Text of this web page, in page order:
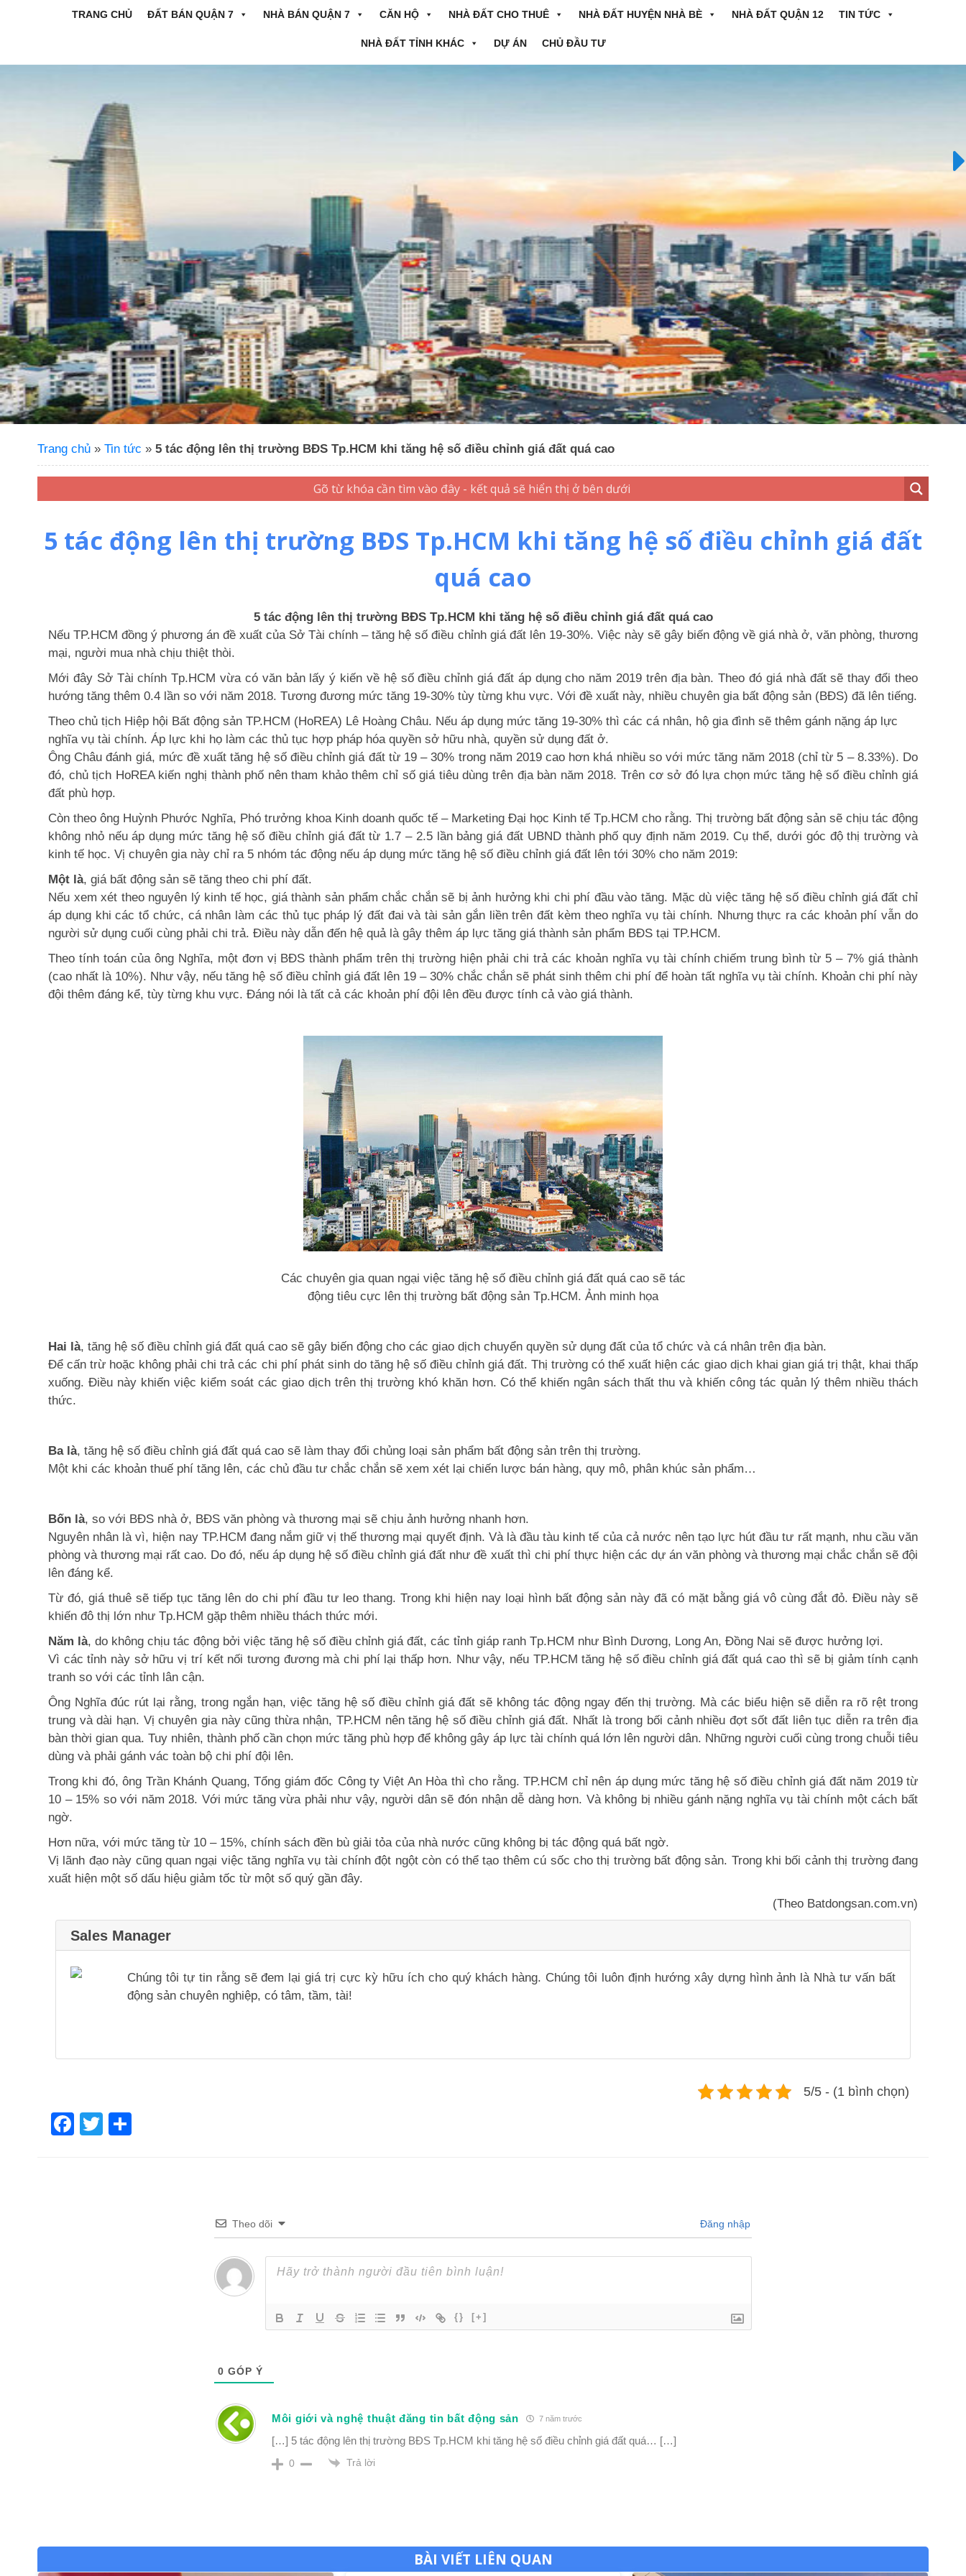
TRANG CHỦ ĐẤT BÁN QUẬN 7 NHÀ BÁN QUẬN 7 CĂN HỘ NHÀ ĐẤT CHO THUÊ NHÀ ĐẤT HUYỆN NHÀ BÈ NHÀ ĐẤT QUẬN 12 TIN TỨC
NHÀ ĐẤT TỈNH KHÁC DỰ ÁN CHỦ ĐẦU TƯ
Trang chủ » Tin tức » 5 tác động lên thị trường BĐS Tp.HCM khi tăng hệ số điều chỉnh giá đất quá cao
5 tác động lên thị trường BĐS Tp.HCM khi tăng hệ số điều chỉnh giá đất
quá cao
5 tác động lên thị trường BĐS Tp.HCM khi tăng hệ số điều chỉnh giá đất quá cao
Nếu TP.HCM đồng ý phương án đề xuất của Sở Tài chính – tăng hệ số điều chỉnh giá đất lên 19-30%. Việc này sẽ gây biến động về giá nhà ở, văn phòng, thương
mại, người mua nhà chịu thiệt thòi.
Mới đây Sở Tài chính Tp.HCM vừa có văn bản lấy ý kiến về hệ số điều chỉnh giá đất áp dụng cho năm 2019 trên địa bàn. Theo đó giá nhà đất sẽ thay đổi theo
hướng tăng thêm 0.4 lần so với năm 2018. Tương đương mức tăng 19-30% tùy từng khu vực. Với đề xuất này, nhiều chuyên gia bất động sản (BĐS) đã lên tiếng.
Theo chủ tịch Hiệp hội Bất động sản TP.HCM (HoREA) Lê Hoàng Châu. Nếu áp dụng mức tăng 19-30% thì các cá nhân, hộ gia đình sẽ thêm gánh nặng áp lực
nghĩa vụ tài chính. Áp lực khi họ làm các thủ tục hợp pháp hóa quyền sở hữu nhà, quyền sử dụng đất ở.
Ông Châu đánh giá, mức đề xuất tăng hệ số điều chỉnh giá đất từ 19 – 30% trong năm 2019 cao hơn khá nhiều so với mức tăng năm 2018 (chỉ từ 5 – 8.33%). Do
đó, chủ tịch HoREA kiến nghị thành phố nên tham khảo thêm chỉ số giá tiêu dùng trên địa bàn năm 2018. Trên cơ sở đó lựa chọn mức tăng hệ số điều chỉnh giá
đất phù hợp.
Còn theo ông Huỳnh Phước Nghĩa, Phó trưởng khoa Kinh doanh quốc tế – Marketing Đại học Kinh tế Tp.HCM cho rằng. Thị trường bất động sản sẽ chịu tác động
không nhỏ nếu áp dụng mức tăng hệ số điều chỉnh giá đất từ 1.7 – 2.5 lần bảng giá đất UBND thành phố quy định năm 2019. Cụ thể, dưới góc độ thị trường và
kinh tế học. Vị chuyên gia này chỉ ra 5 nhóm tác động nếu áp dụng mức tăng hệ số điều chỉnh giá đất lên tới 30% cho năm 2019:
Một là, giá bất động sản sẽ tăng theo chi phí đất.
Nếu xem xét theo nguyên lý kinh tế học, giá thành sản phẩm chắc chắn sẽ bị ảnh hưởng khi chi phí đầu vào tăng. Mặc dù việc tăng hệ số điều chỉnh giá đất chỉ
áp dụng khi các tổ chức, cá nhân làm các thủ tục pháp lý đất đai và tài sản gắn liền trên đất kèm theo nghĩa vụ tài chính. Nhưng thực ra các khoản phí vẫn do
người sử dụng cuối cùng phải chi trả. Điều này dẫn đến hệ quả là gây thêm áp lực tăng giá thành sản phẩm BĐS tại TP.HCM.
Theo tính toán của ông Nghĩa, một đơn vị BĐS thành phẩm trên thị trường hiện phải chi trả các khoản nghĩa vụ tài chính chiếm trung bình từ 5 – 7% giá thành
(cao nhất là 10%). Như vậy, nếu tăng hệ số điều chỉnh giá đất lên 19 – 30% chắc chắn sẽ phát sinh thêm chi phí để hoàn tất nghĩa vụ tài chính. Khoản chi phí này
đội thêm đáng kể, tùy từng khu vực. Đáng nói là tất cả các khoản phí đội lên đều được tính cả vào giá thành.
Các chuyên gia quan ngại việc tăng hệ số điều chỉnh giá đất quá cao sẽ tác
động tiêu cực lên thị trường bất động sản Tp.HCM. Ảnh minh họa
Hai là, tăng hệ số điều chỉnh giá đất quá cao sẽ gây biến động cho các giao dịch chuyển quyền sử dụng đất của tổ chức và cá nhân trên địa bàn.
Để cấn trừ hoặc không phải chi trả các chi phí phát sinh do tăng hệ số điều chỉnh giá đất. Thị trường có thể xuất hiện các giao dịch khai gian giá trị thật, khai thấp
xuống. Điều này khiến việc kiểm soát các giao dịch trên thị trường khó khăn hơn. Có thể khiến ngân sách thất thu và khiến công tác quản lý thêm nhiều thách
thức.
Ba là, tăng hệ số điều chỉnh giá đất quá cao sẽ làm thay đổi chủng loại sản phẩm bất động sản trên thị trường.
Một khi các khoản thuế phí tăng lên, các chủ đầu tư chắc chắn sẽ xem xét lại chiến lược bán hàng, quy mô, phân khúc sản phẩm…
Bốn là, so với BĐS nhà ở, BĐS văn phòng và thương mại sẽ chịu ảnh hưởng nhanh hơn.
Nguyên nhân là vì, hiện nay TP.HCM đang nắm giữ vị thế thương mại quyết định. Và là đầu tàu kinh tế của cả nước nên tạo lực hút đầu tư rất mạnh, nhu cầu văn
phòng và thương mại rất cao. Do đó, nếu áp dụng hệ số điều chỉnh giá đất như đề xuất thì chi phí thực hiện các dự án văn phòng và thương mại chắc chắn sẽ đội
lên đáng kể.
Từ đó, giá thuê sẽ tiếp tục tăng lên do chi phí đầu tư leo thang. Trong khi hiện nay loại hình bất động sản này đã có mặt bằng giá vô cùng đắt đỏ. Điều này sẽ
khiến đô thị lớn như Tp.HCM gặp thêm nhiều thách thức mới.
Năm là, do không chịu tác động bởi việc tăng hệ số điều chỉnh giá đất, các tỉnh giáp ranh Tp.HCM như Bình Dương, Long An, Đồng Nai sẽ được hưởng lợi.
Vì các tỉnh này sở hữu vị trí kết nối tương đương mà chi phí lại thấp hơn. Như vậy, nếu TP.HCM tăng hệ số điều chỉnh giá đất quá cao thì sẽ bị giảm tính cạnh
tranh so với các tỉnh lân cận.
Ông Nghĩa đúc rút lại rằng, trong ngắn hạn, việc tăng hệ số điều chỉnh giá đất sẽ không tác động ngay đến thị trường. Mà các biểu hiện sẽ diễn ra rõ rệt trong
trung và dài hạn. Vị chuyên gia này cũng thừa nhận, TP.HCM nên tăng hệ số điều chỉnh giá đất. Nhất là trong bối cảnh nhiều đợt sốt đất liên tục diễn ra trên địa
bàn thời gian qua. Tuy nhiên, thành phố cần chọn mức tăng phù hợp để không gây áp lực tài chính quá lớn lên người dân. Những người cuối cùng trong chuỗi tiêu
dùng và phải gánh vác toàn bộ chi phí đội lên.
Trong khi đó, ông Trần Khánh Quang, Tổng giám đốc Công ty Việt An Hòa thì cho rằng. TP.HCM chỉ nên áp dụng mức tăng hệ số điều chỉnh giá đất năm 2019 từ
10 – 15% so với năm 2018. Với mức tăng vừa phải như vậy, người dân sẽ đón nhận dễ dàng hơn. Và không bị nhiều gánh nặng nghĩa vụ tài chính một cách bất
ngờ.
Hơn nữa, với mức tăng từ 10 – 15%, chính sách đền bù giải tỏa của nhà nước cũng không bị tác động quá bất ngờ.
Vị lãnh đạo này cũng quan ngại việc tăng nghĩa vụ tài chính đột ngột còn có thể tạo thêm cú sốc cho thị trường bất động sản. Trong khi bối cảnh thị trường đang
xuất hiện một số dấu hiệu giảm tốc từ một số quý gần đây.
(Theo Batdongsan.com.vn)
Sales Manager
Chúng tôi tự tin rằng sẽ đem lại giá trị cực kỳ hữu ích cho quý khách hàng. Chúng tôi luôn định hướng xây dựng hình ảnh là Nhà tư vấn bất
động sản chuyên nghiệp, có tâm, tầm, tài!
5/5 - (1 bình chọn)
Facebook
Twitter
Theo dõi Đăng nhập
{} [+]
0 GÓP Ý
Môi giới và nghệ thuật đăng tin bất động sản 7 năm trước
[…] 5 tác động lên thị trường BĐS Tp.HCM khi tăng hệ số điều chỉnh giá đất quá… […]
0 Trả lời
BÀI VIẾT LIÊN QUAN